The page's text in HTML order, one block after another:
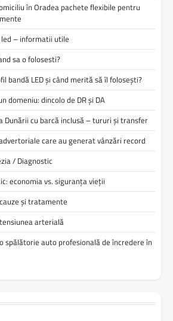
în Oradea pachete flexibile pentru
led – informatii utile
sa o folosesti?
bandă LED și când merită să îl folosești?
domeniu: dincolo de DR și DA
Dunării cu barcă inclusă – tururi și transfer
care au generat vânzări record
/ Diagnostic
economia vs. siguranța vieții
și tratamente
arterială
spălătorie auto profesională de încredere în